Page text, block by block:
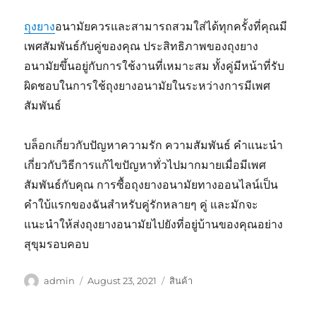
ถุงยางอนามัยควรและสามารถสวมใส่ได้ทุกครั้งที่คุณมี
เพศสัมพันธ์กับคู่ของคุณ ประสิทธิภาพของถุงยาง
อนามัยขึ้นอยู่กับการใช้งานที่เหมาะสม ทั้งคู่มีหน้าที่รับ
ผิดชอบในการใช้ถุงยางอนามัยในระหว่างการมีเพศ
สัมพันธ์
บล็อกเกี่ยวกับปัญหาความรัก ความสัมพันธ์ คำแนะนำ
เกี่ยวกับวิธีการแก้ไขปัญหาทั่วไปมากมายเมื่อมีเพศ
สัมพันธ์กับคุณ การซื้อถุงยางอนามัยทางออนไลน์เป็น
คำใบ้แรกของฉันสำหรับคู่รักหลายๆ คู่ และมักจะ
แนะนำให้ส่งถุงยางอนามัยไปยังที่อยู่บ้านของคุณอย่าง
สุขุมรอบคอบ
Author
admin
Posted
August 23, 2021 Categories
สินค้า